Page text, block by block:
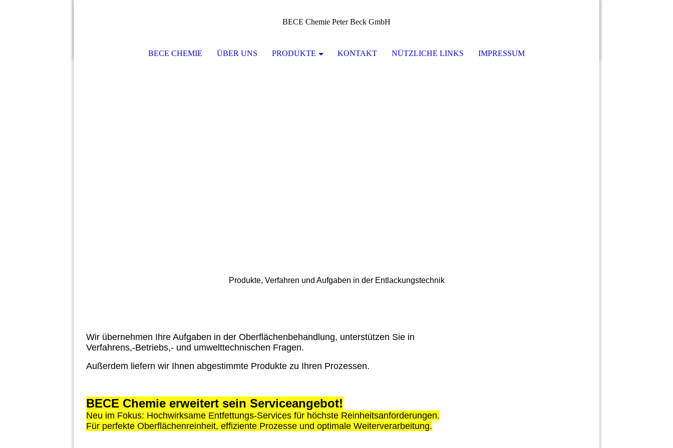
BECE Chemie Peter Beck GmbH
BECE CHEMIE ÜBER UNS PRODUKTE KONTAKT NÜTZLICHE LINKS IMPRESSUM
Produkte, Verfahren und Aufgaben in der Entlackungstechnik
Wir übernehmen Ihre Aufgaben in der Oberflächenbehandlung, unterstützen Sie in
Verfahrens,-Betriebs,- und umwelttechnischen Fragen.
Außerdem liefern wir Ihnen abgestimmte Produkte zu Ihren Prozessen.
BECE Chemie erweitert sein Serviceangebot!
Neu im Fokus: Hochwirksame Entfettungs‑Services für höchste Reinheitsanforderungen.
Für perfekte Oberflächenreinheit, effiziente Prozesse und optimale Weiterverarbeitung.